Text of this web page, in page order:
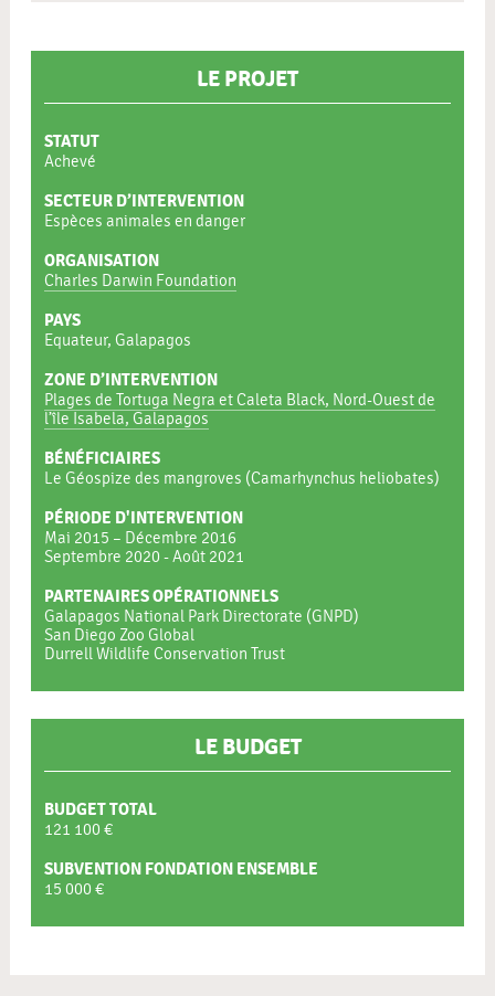
LE PROJET
STATUT
Achevé
SECTEUR D’INTERVENTION
Espèces animales en danger
ORGANISATION
Charles Darwin Foundation
PAYS
Equateur, Galapagos
ZONE D’INTERVENTION
Plages de Tortuga Negra et Caleta Black, Nord-Ouest de
l’île Isabela, Galapagos
BÉNÉFICIAIRES
Le Géospize des mangroves (Camarhynchus heliobates)
PÉRIODE D'INTERVENTION
Mai 2015 – Décembre 2016
Septembre 2020 - Août 2021
PARTENAIRES OPÉRATIONNELS
Galapagos National Park Directorate (GNPD)
San Diego Zoo Global
Durrell Wildlife Conservation Trust
LE BUDGET
BUDGET TOTAL
121 100 €
SUBVENTION FONDATION ENSEMBLE
15 000 €